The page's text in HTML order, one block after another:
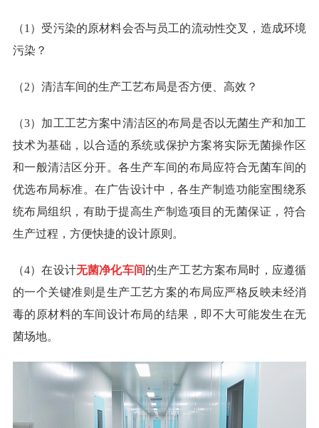
（1）受污染的原材料会否与员工的流动性交叉，造成环境
污染？
（2）清洁车间的生产工艺布局是否方便、高效？
（3）加工工艺方案中清洁区的布局是否以无菌生产和加工
技术为基础，以合适的系统或保护方案将实际无菌操作区
和一般清洁区分开。各生产车间的布局应符合无菌车间的
优选布局标准。在广告设计中，各生产制造功能室围绕系
统布局组织，有助于提高生产制造项目的无菌保证，符合
生产过程，方便快捷的设计原则。
（4）在设计无菌净化车间的生产工艺方案布局时，应遵循
的一个关键准则是生产工艺方案的布局应严格反映未经消
毒的原材料的车间设计布局的结果，即不大可能发生在无
菌场地。